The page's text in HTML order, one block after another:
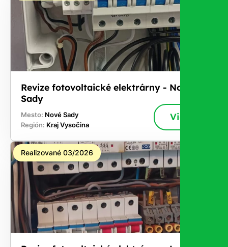
Revize fotovoltaické elektrárny - Nové
Sady
Mesto: Nové Sady
Región: Kraj Vysočina
Viac
Realizované 03/2026